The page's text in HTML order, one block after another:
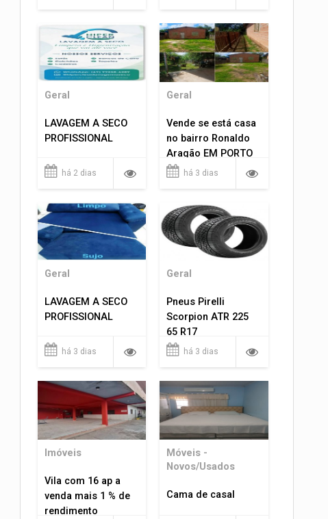
Geral
LAVAGEM A SECO
PROFISSIONAL
há 2 dias
Geral
Vende se está casa
no bairro Ronaldo
Aragão EM PORTO
VELHO RO.
há 3 dias
Geral
LAVAGEM A SECO
PROFISSIONAL
há 3 dias
Geral
Pneus Pirelli
Scorpion ATR 225
65 R17
há 3 dias
Imóveis
Vila com 16 ap a
venda mais 1 % de
rendimento
Móveis -
Novos/Usados
Cama de casal